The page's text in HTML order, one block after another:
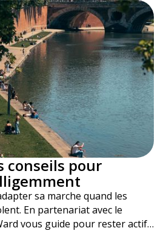
conseils pour
sa marche quand les
En partenariat avec le
vous guide pour rester actif